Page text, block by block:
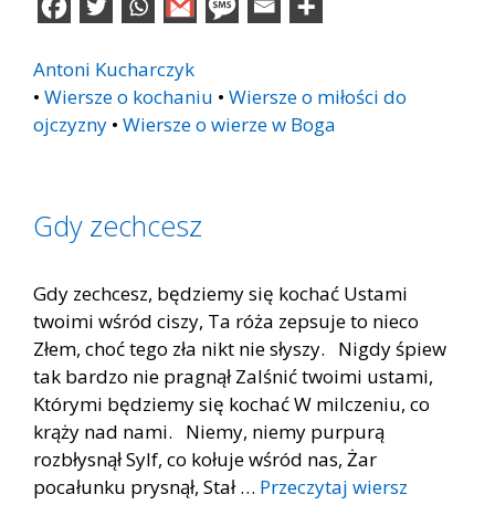
Antoni Kucharczyk
• Wiersze o kochaniu • Wiersze o miłości do
ojczyzny • Wiersze o wierze w Boga
Gdy zechcesz
Gdy zechcesz, będziemy się kochać Ustami
twoimi wśród ciszy, Ta róża zepsuje to nieco
Złem, choć tego zła nikt nie słyszy. Nigdy śpiew
tak bardzo nie pragnął Zalśnić twoimi ustami,
Którymi będziemy się kochać W milczeniu, co
krąży nad nami. Niemy, niemy purpurą
rozbłysnął Sylf, co kołuje wśród nas, Żar
pocałunku prysnął, Stał … Przeczytaj wiersz